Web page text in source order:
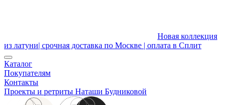
Новая коллекция
из латуни| срочная доставка по Москве | оплата в Сплит
Каталог
Покупателям
Контакты
Проекты и ретриты Наташи Будниковой